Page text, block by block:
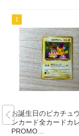
お誕生日のピカチュ
ンカード全カードカ
PROMO…